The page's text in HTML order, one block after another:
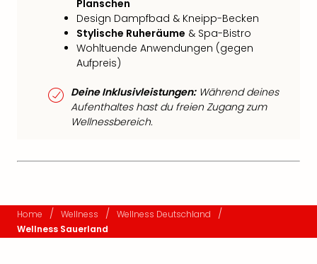
Planschen
Design Dampfbad & Kneipp-Becken
Stylische Ruheräume & Spa-Bistro
Wohltuende Anwendungen (gegen
Aufpreis)
Deine Inklusivleistungen:Während deines
Aufenthaltes hast du freien Zugang zum
Wellnessbereich.
Home / Wellness / Wellness Deutschland /
Wellness Sauerland